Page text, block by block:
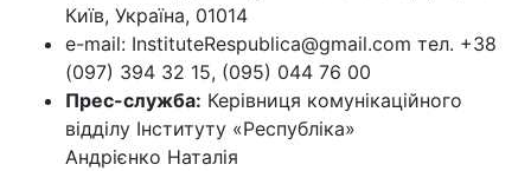
Київ, Україна, 01014
e-mail: InstituteRespublica@gmail.com тел. +38
(097) 394 32 15, (095) 044 76 00
Прес-служба: Керівниця комунікаційного
відділу Інституту «Республіка»
Андрієнко Наталія